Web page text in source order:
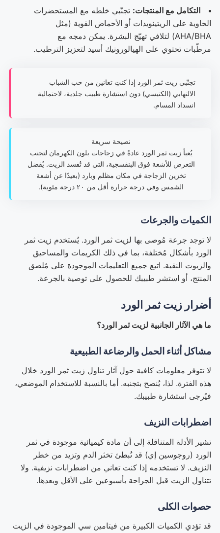
التكامل مع المنتجات: تجنّبي خلطه مع المستحضرات
الحاوية على الريتينويدات أو الأحماض القوية (مثل
AHA/BHA) لتلافي تهيّج البشرة. يمكن دمجه مع
مرطّبات تحتوي على الهيالورونيك أسيد لتعزيز الترطيب.
تجنّبي زيت ثمر الورد إذا كنتِ تعانين من حب الشباب
الالتهابي (الكتيسي) دون استشارة طبيب جلدية، لاحتمالية
انسداد المسام.
نصيحة سريعة
يُعبأ زيت ثمر الورد عادةً في زجاجات بلون الكهرمان لتجنب
التعرض للأشعة فوق البنفسجية، التي قد تُفسد الزيت. يُفضل
تخزين الزجاجة في مكان مظلم وبارد (بعيدًا عن أشعة
الشمس وفي درجة حرارة أقل من ٢٠ درجة مئوية).
الكميات والجرعات
لا توجد جرعة مُوصى بها لزيت ثمر الورد. يُستخدم زيت ثمر
الورد بأشكال مُختلفة، بما في ذلك الكريمات والمساحيق
والزيوت النقية. اتبع جميع التعليمات الموجودة على مُلصق
المنتج، أو استشر طبيبك للحصول على توصية بالجرعة.
أضرار زيت ثمر الورد
ما هي الآثار الجانبية لزيت ثمر الورد؟
مشاكل أثناء الحمل والرضاعة الطبيعية
لا تتوفر معلومات كافية حول آثار تناول زيت ثمر الورد خلال
هذه الفترة. لذا، يُنصح بتجنبه. أما بالنسبة للاستخدام الموضعي،
فيُرجى استشارة طبيبك.
اضطرابات النزيف
تشير الأدلة المتناقلة إلى أن مادة كيميائية موجودة في ثمر
الورد (روجوسين إي) قد تُبطئ تخثر الدم وتزيد من خطر
النزيف. لا تستخدمه إذا كنت تعاني من اضطرابات نزيفية. ولا
تتناول الزيت قبل الجراحة بأسبوعين على الأقل وبعدها.
حصوات الكلى
قد تؤدي الكميات الكبيرة من فيتامين سي الموجودة في الزيت